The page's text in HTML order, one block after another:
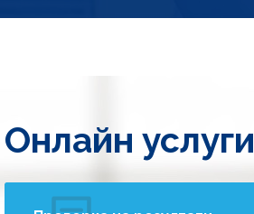
Онлайн услуги